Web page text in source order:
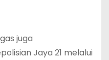
juga
Jaya 21 melalui